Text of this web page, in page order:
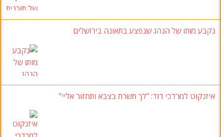
נקבע מותו של הנהג שנפצע בתאונה בירושלים
איזנקוט למרדכי דוד: "לך תשרת בצבא ותחזור אליי"